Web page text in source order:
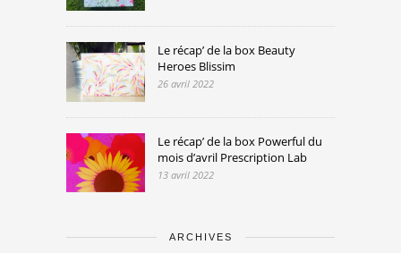
Le récap’ de la box Beauty
Heroes Blissim
26 avril 2022
Le récap’ de la box Powerful du
mois d’avril Prescription Lab
13 avril 2022
ARCHIVES